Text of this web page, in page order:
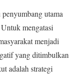
utama
mengatasi
menjadi
yang ditimbulkan
adalah strategi